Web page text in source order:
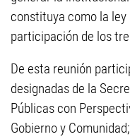
constituya como la ley
participación de los
De esta reunión
designadas de la
Públicas con
Gobierno y